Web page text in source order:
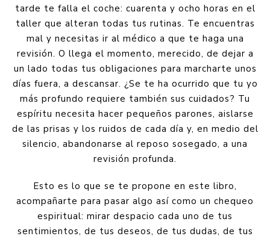
tarde te falla el coche: cuarenta y ocho horas en el
taller que alteran todas tus rutinas. Te encuentras
mal y necesitas ir al médico a que te haga una
revisión. O llega el momento, merecido, de dejar a
un lado todas tus obligaciones para marcharte unos
días fuera, a descansar. ¿Se te ha ocurrido que tu yo
más profundo requiere también sus cuidados? Tu
espíritu necesita hacer pequeños parones, aislarse
de las prisas y los ruidos de cada día y, en medio del
silencio, abandonarse al reposo sosegado, a una
revisión profunda.
Esto es lo que se te propone en este libro,
acompañarte para pasar algo así como un chequeo
espiritual: mirar despacio cada uno de tus
sentimientos, de tus deseos, de tus dudas, de tus